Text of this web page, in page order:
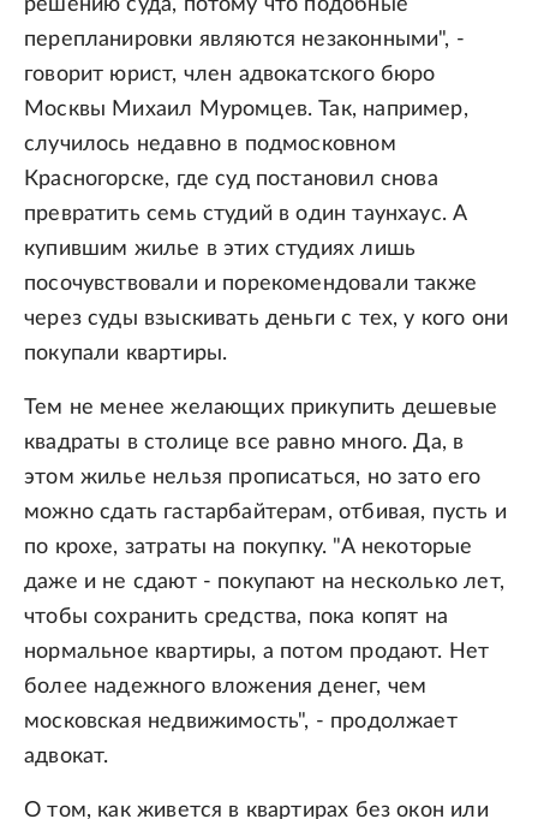
решению суда, потому что подобные
перепланировки являются незаконными", -
говорит юрист, член адвокатского бюро
Москвы Михаил Муромцев. Так, например,
случилось недавно в подмосковном
Красногорске, где суд постановил снова
превратить семь студий в один таунхаус. А
купившим жилье в этих студиях лишь
посочувствовали и порекомендовали также
через суды взыскивать деньги с тех, у кого они
покупали квартиры.
Тем не менее желающих прикупить дешевые
квадраты в столице все равно много. Да, в
этом жилье нельзя прописаться, но зато его
можно сдать гастарбайтерам, отбивая, пусть и
по крохе, затраты на покупку. "А некоторые
даже и не сдают - покупают на несколько лет,
чтобы сохранить средства, пока копят на
нормальное квартиры, а потом продают. Нет
более надежного вложения денег, чем
московская недвижимость", - продолжает
адвокат.
О том, как живется в квартирах без окон или